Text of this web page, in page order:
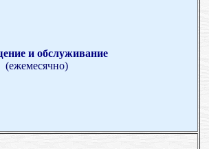
и обслуживание
(ежемесячно)